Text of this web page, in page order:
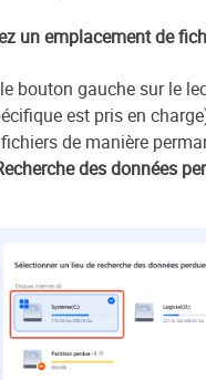
un emplacement de
bouton gauche sur le
est pris en
de manière
des données